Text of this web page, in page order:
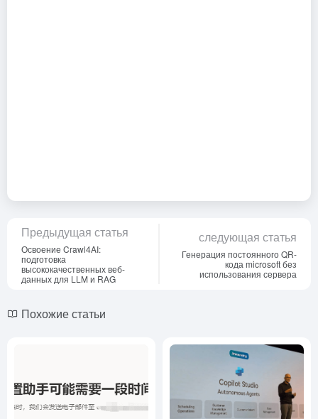
Предыдущая статья
Освоение Crawl4AI:
подготовка
высококачественных веб-
данных для LLM и RAG
следующая статья
Генерация постоянного QR-
кода microsoft без
использования сервера
Похожие статьи